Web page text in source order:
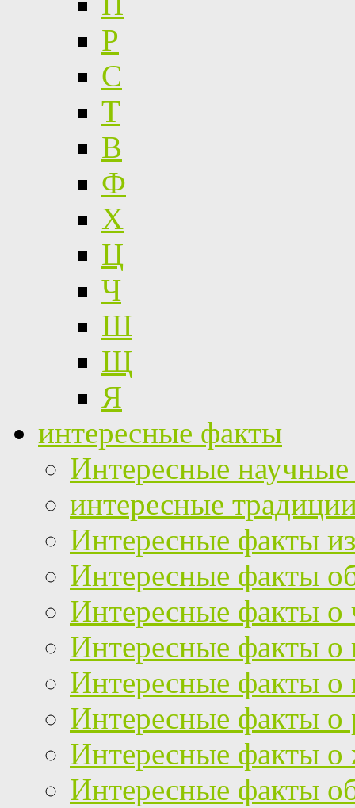
Р
С
Т
В
Ф
Х
Ц
Ч
Ш
Щ
Я
интересные факты
Интересные
интересные
Интересные факты
Интересные факты
Интересные факты о
Интересные факты о
Интересные факты о
Интересные факты о
Интересные факты
Интересные факты